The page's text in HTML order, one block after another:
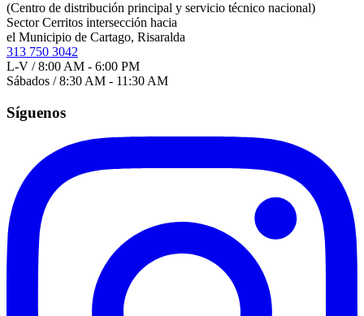
(Centro de distribución principal y servicio técnico nacional)
Sector Cerritos intersección hacia
el Municipio de Cartago, Risaralda
313 750 3042
L-V / 8:00 AM - 6:00 PM
Sábados / 8:30 AM - 11:30 AM
Síguenos